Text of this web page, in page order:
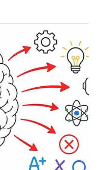
koji vam ovaj
kriju se